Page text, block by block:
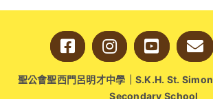
聖公會聖西門呂明才中學｜S.K.H. St.
Secondary School